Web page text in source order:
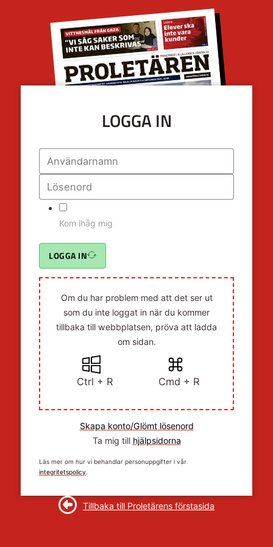
LOGGA IN
Kom ihåg mig
LOGGA IN
Om du har problem med att det ser ut
som du inte loggat in när du kommer
tillbaka till webbplatsen, pröva att ladda
om sidan.
Ctrl + R Cmd + R
Skapa konto/Glömt lösenord
Ta mig till hjälpsidorna
Läs mer om hur vi behandlar personuppgifter i vår
integritetspolicy.
Tillbaka till Proletärens förstasida